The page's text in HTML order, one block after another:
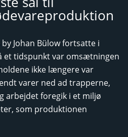
Johan Bülow fortsatte i
et tidspunkt var omsætningen
ikke længere var
varer ned ad trapperne,
arbejdet foregik i et miljø
som produktionen